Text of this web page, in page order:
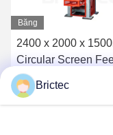
Băng
hình
2400 x 2000 x
Circular Screen
với 10-35m3 / m
for Automatic Clay
Making Machine
Nói Chuyện
Brictec